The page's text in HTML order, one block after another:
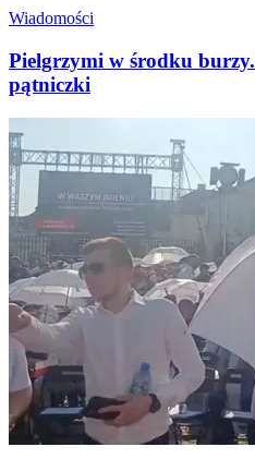
Wiadomości
Pielgrzymi w środku
pątniczki